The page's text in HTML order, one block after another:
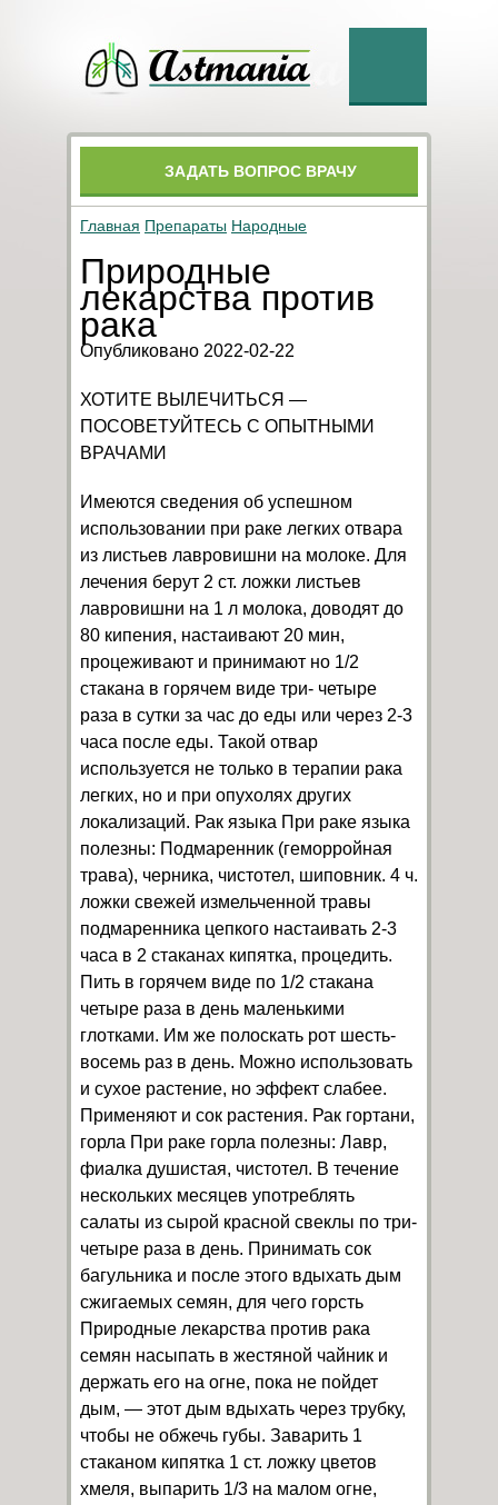
ЗАДАТЬ ВОПРОС ВРАЧУ
Главная Препараты Народные
Природные
лекарства против
рака
Опубликовано 2022-02-22
ХОТИТЕ ВЫЛЕЧИТЬСЯ —
ПОСОВЕТУЙТЕСЬ С ОПЫТНЫМИ
ВРАЧАМИ
Имеются сведения об успешном
использовании при раке легких отвара
из листьев лавровишни на молоке. Для
лечения берут 2 ст. ложки листьев
лавровишни на 1 л молока, доводят до
80 кипения, настаивают 20 мин,
процеживают и принимают но 1/2
стакана в горячем виде три- четыре
раза в сутки за час до еды или через 2-3
часа после еды. Такой отвар
используется не только в терапии рака
легких, но и при опухолях других
локализаций. Рак языка При раке языка
полезны: Подмаренник (геморройная
трава), черника, чистотел, шиповник. 4 ч.
ложки свежей измельченной травы
подмаренника цепкого настаивать 2-3
часа в 2 стаканах кипятка, процедить.
Пить в горячем виде по 1/2 стакана
четыре раза в день маленькими
глотками. Им же полоскать рот шесть-
восемь раз в день. Можно использовать
и сухое растение, но эффект слабее.
Применяют и сок растения. Рак гортани,
горла При раке горла полезны: Лавр,
фиалка душистая, чистотел. В течение
нескольких месяцев употреблять
салаты из сырой красной свеклы по три-
четыре раза в день. Принимать сок
багульника и после этого вдыхать дым
сжигаемых семян, для чего горсть
Природные лекарства против рака
семян насыпать в жестяной чайник и
держать его на огне, пока не пойдет
дым, — этот дым вдыхать через трубку,
чтобы не обжечь губы. Заварить 1
стаканом кипятка 1 ст. ложку цветов
хмеля, выпарить 1/3 на малом огне,